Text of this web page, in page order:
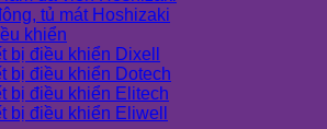
tủ mát Hoshizaki
khiển
bị điều khiển Dixell
bị điều khiển Dotech
bị điều khiển Elitech
bị điều khiển Eliwell